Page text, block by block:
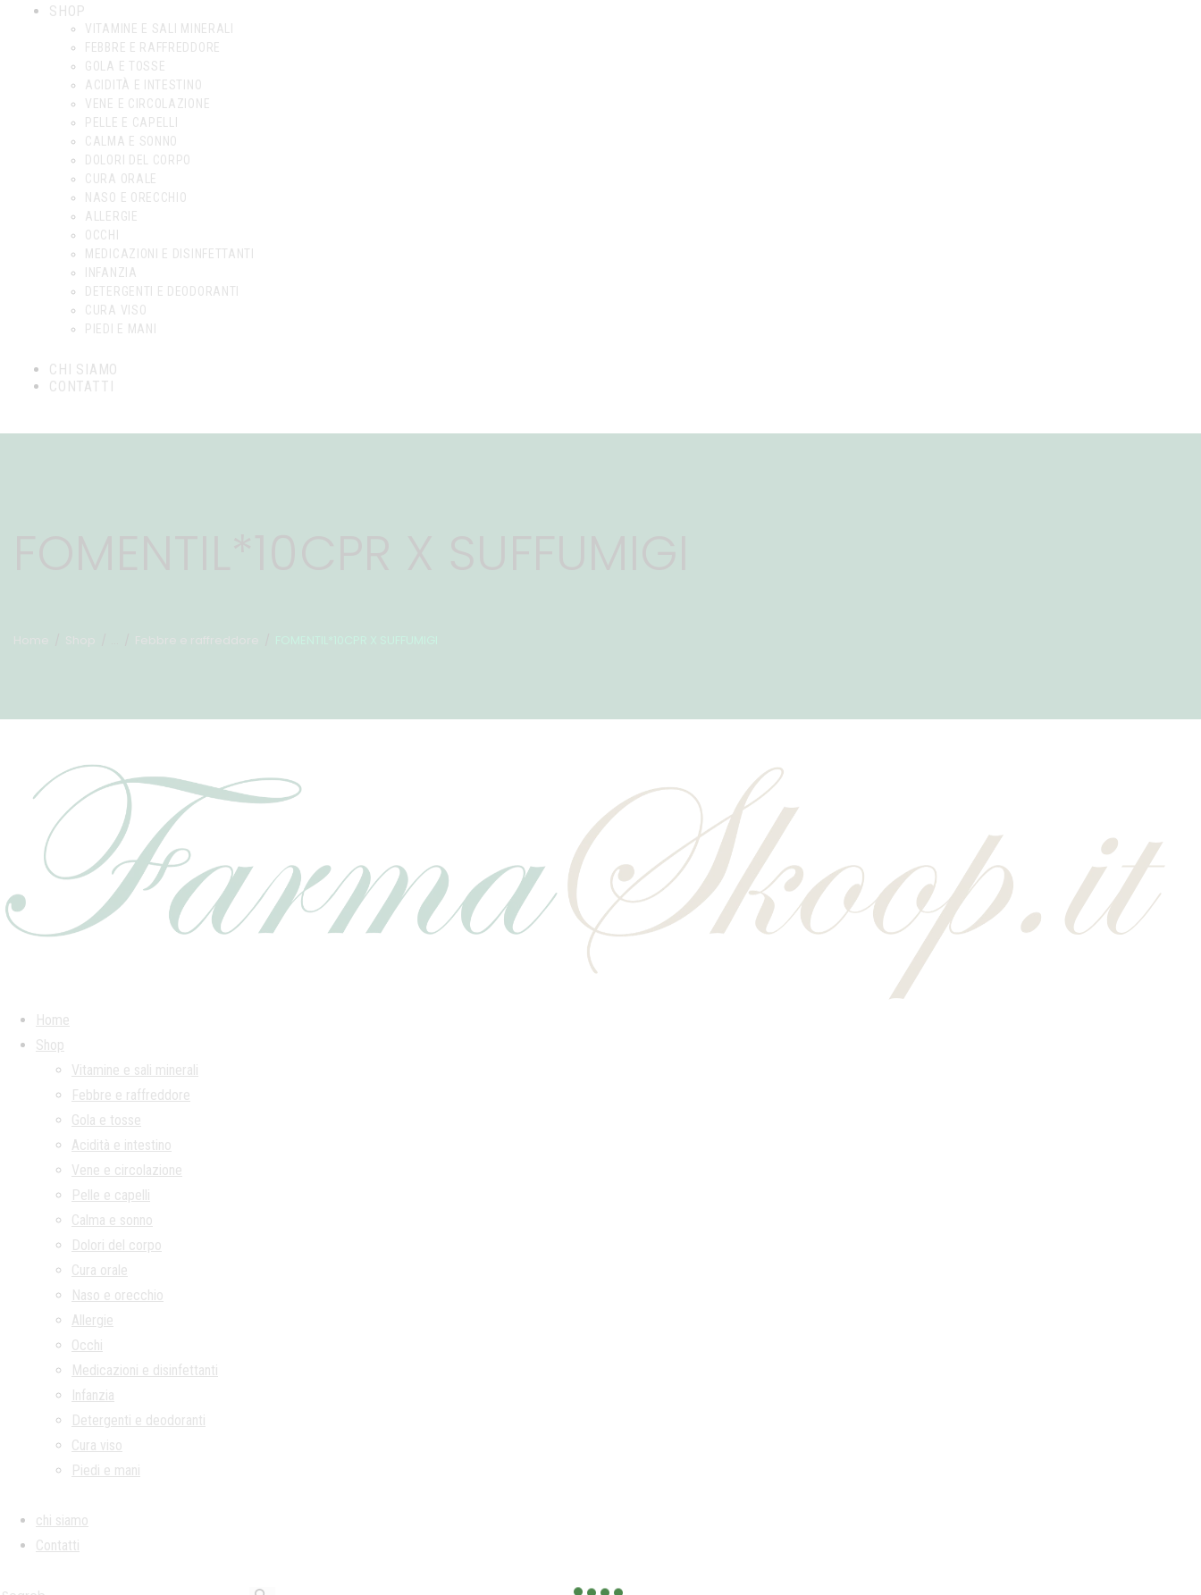
SHOP
VITAMINE E SALI MINERALI
FEBBRE E RAFFREDDORE
GOLA E TOSSE
ACIDITÀ E INTESTINO
VENE E CIRCOLAZIONE
PELLE E CAPELLI
CALMA E SONNO
DOLORI DEL CORPO
CURA ORALE
NASO E ORECCHIO
ALLERGIE
OCCHI
MEDICAZIONI E DISINFETTANTI
INFANZIA
DETERGENTI E DEODORANTI
CURA VISO
PIEDI E MANI
CHI SIAMO
CONTATTI
Home
Shop
Vitamine e sali minerali
Febbre e raffreddore
Gola e tosse
Acidità e intestino
Vene e circolazione
Pelle e capelli
Calma e sonno
Dolori del corpo
Cura orale
Naso e orecchio
Allergie
Occhi
Medicazioni e disinfettanti
Infanzia
Detergenti e deodoranti
Cura viso
Piedi e mani
chi siamo
Contatti